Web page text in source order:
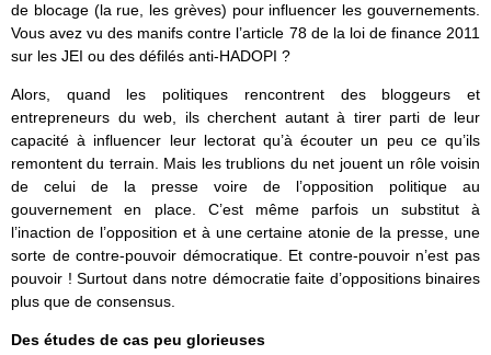
de blocage (la rue, les grèves) pour influencer les gouvernements.
Vous avez vu des manifs contre l’article 78 de la loi de finance 2011
sur les JEI ou des défilés anti-HADOPI ?
Alors, quand les politiques rencontrent des bloggeurs et
entrepreneurs du web, ils cherchent autant à tirer parti de leur
capacité à influencer leur lectorat qu’à écouter un peu ce qu’ils
remontent du terrain. Mais les trublions du net jouent un rôle voisin
de celui de la presse voire de l’opposition politique au
gouvernement en place. C’est même parfois un substitut à
l’inaction de l’opposition et à une certaine atonie de la presse, une
sorte de contre-pouvoir démocratique. Et contre-pouvoir n’est pas
pouvoir ! Surtout dans notre démocratie faite d’oppositions binaires
plus que de consensus.
Des études de cas peu glorieuses